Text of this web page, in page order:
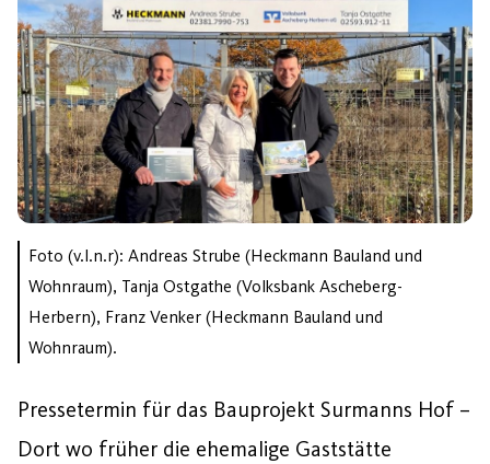
Foto (v.l.n.r): Andreas Strube (Heckmann Bauland und
Wohnraum), Tanja Ostgathe (Volksbank Ascheberg-
Herbern), Franz Venker (Heckmann Bauland und
Wohnraum).
Pressetermin für das Bauprojekt Surmanns Hof –
Dort wo früher die ehemalige Gaststätte